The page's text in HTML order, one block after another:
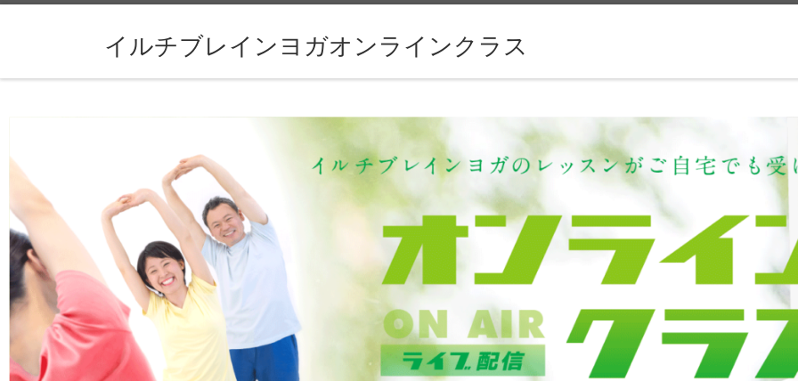
イルチブレインヨガオンラインクラス